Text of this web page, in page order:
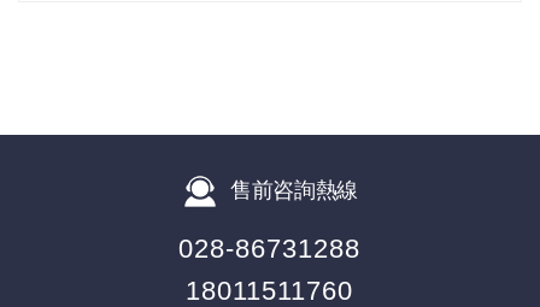
售前咨詢熱線
028-86731288
18011511760